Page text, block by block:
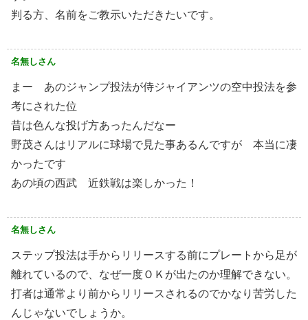
判る方、名前をご教示いただきたいです。
名無しさん
まー あのジャンプ投法が侍ジャイアンツの空中投法を参
考にされた位
昔は色んな投げ方あったんだなー
野茂さんはリアルに球場で見た事あるんですが 本当に凄
かったです
あの頃の西武 近鉄戦は楽しかった！
名無しさん
ステップ投法は手からリリースする前にプレートから足が
離れているので、なぜ一度ＯＫが出たのか理解できない。
打者は通常より前からリリースされるのでかなり苦労した
んじゃないでしょうか。